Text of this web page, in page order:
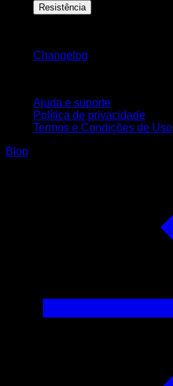
Resistência
Changelog
Ajuda e suporte
Política de privacidade
Termos e Condições de Uso
Blog